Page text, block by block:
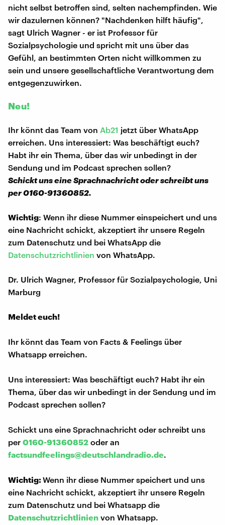
nicht selbst betroffen sind, selten nachempfinden. Wie
wir dazulernen können? "Nachdenken hilft häufig",
sagt Ulrich Wagner - er ist Professor für
Sozialpsychologie und spricht mit uns über das
Gefühl, an bestimmten Orten nicht willkommen zu
sein und unsere gesellschaftliche Verantwortung dem
entgegenzuwirken.
Neu!
Ihr könnt das Team von Ab21 jetzt über WhatsApp
erreichen. Uns interessiert: Was beschäftigt euch?
Habt ihr ein Thema, über das wir unbedingt in der
Sendung und im Podcast sprechen sollen?
Schickt uns eine Sprachnachricht oder schreibt uns
per 0160-91360852.
Wichtig: Wenn ihr diese Nummer einspeichert und uns
eine Nachricht schickt, akzeptiert ihr unsere Regeln
zum Datenschutz und bei WhatsApp die
Datenschutzrichtlinien von WhatsApp.
Dr. Ulrich Wagner, Professor für Sozialpsychologie, Uni
Marburg
Meldet euch!
Ihr könnt das Team von Facts & Feelings über
Whatsapp erreichen.
Uns interessiert: Was beschäftigt euch? Habt ihr ein
Thema, über das wir unbedingt in der Sendung und im
Podcast sprechen sollen?
Schickt uns eine Sprachnachricht oder schreibt uns
per 0160-91360852 oder an
factsundfeelings@deutschlandradio.de.
Wichtig:Wenn ihr diese Nummer speichert und uns
eine Nachricht schickt, akzeptiert ihr unsere Regeln
zum Datenschutz und bei Whatsapp die
Datenschutzrichtlinien von Whatsapp.